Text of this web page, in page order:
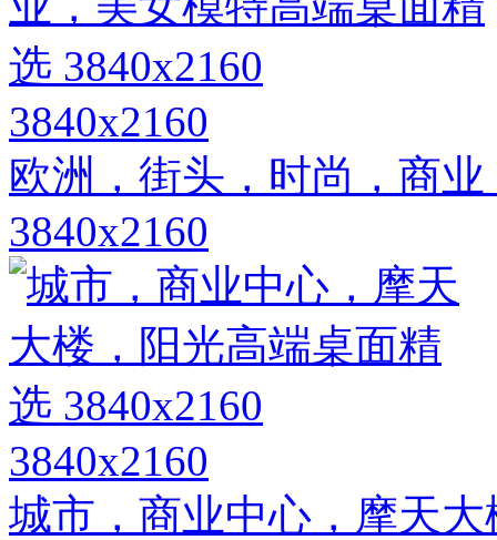
3840x2160
欧洲，街头，时尚，商
3840x2160
3840x2160
城市，商业中心，摩天